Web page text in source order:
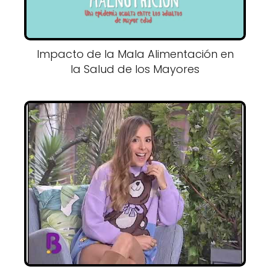
Impacto de la Mala Alimentación en
la Salud de los Mayores